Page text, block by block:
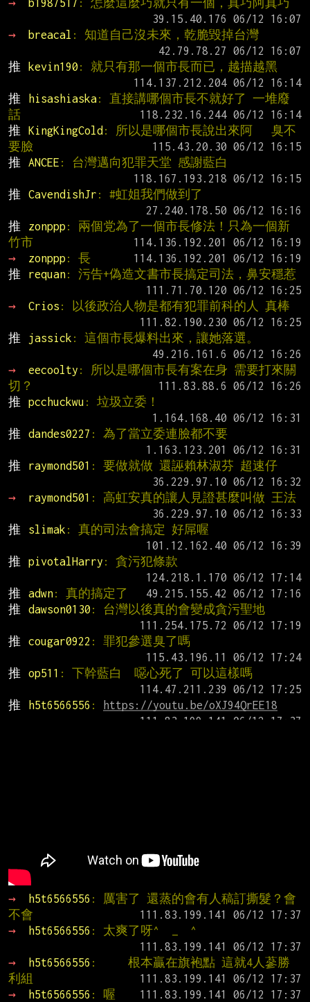
→ b1987517 : 怎麼這麼巧就只有一個，真巧阿真巧
→
breacal : 知道自己沒未來，乾脆毀掉台灣
推
kevin190 : 就只有那一個市長而已，越描越黑
推
hisashiaska: 直接講哪個市長不就好了 一堆廢
話
推
KingKingCold : 所以是哪個市長說出來阿   臭不
要臉
推
ANCEE : 台灣邁向犯罪天堂 感謝藍白
推
CavendishJr : #虹姐我們做到了
推
zonppp : 兩個党為了一個市長修法！只為一個新
竹市
→
zonppp : 長
推
requan: 污告+偽造文書市長搞定司法，鼻安穩惹
→
Crios : 以後政治人物是都有犯罪前科的人 真棒
推
jassick : 這個市長爆料出來，讓她落選。
→
eecoolty : 所以是哪個市長有案在身 需要打來關
切？
推
pcchuckwu : 垃圾立委！
推
dandes0227 : 為了當立委連臉都不要
推
raymond501 : 要做就做 還誣賴林淑芬 超速仔
→
raymond501 : 高虹安真的讓人見證甚麼叫做 王法
推
slimak : 真的司法會搞定 好屌喔
推
pivotalHarry : 貪污犯條款
推
adwn: 真的搞定了
推
dawson0130 : 台灣以後真的會變成貪污聖地
推
cougar0922 : 罪犯參選臭了嗎
推
op511 : 下幹藍白  噁心死了 可以這樣嗎
推
h5t6566556 :
https://youtu.be/oXJ94QrEE18
→ h5t6566556 : 厲害了 還蒸的會有人稿訂撕髮？會
不會
→
h5t6566556 : 太爽了呀^  _  ^
→
h5t6566556 :     根本贏在旗袍點 這就4人蔘勝
利組
→
h5t6566556 : 喔